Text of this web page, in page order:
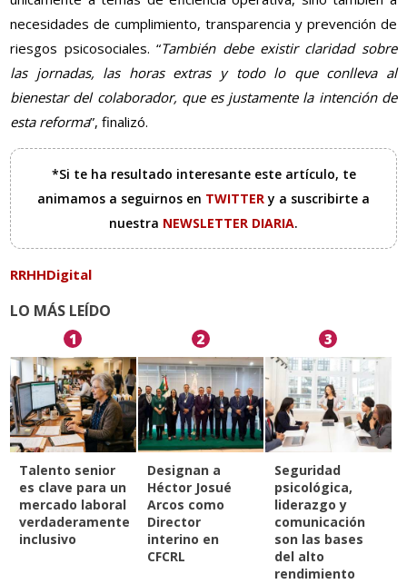
necesidades de cumplimiento, transparencia y prevención de
riesgos psicosociales. “También debe existir claridad sobre
las jornadas, las horas extras y todo lo que conlleva al
bienestar del colaborador, que es justamente la intención de
esta reforma”, finalizó.
*Si te ha resultado interesante este artículo, te
animamos a seguirnos en TWITTERy a suscribirte a
nuestra NEWSLETTER DIARIA.
RRHHDigital
LO MÁS LEÍDO
1
Talento senior
es clave para un
mercado laboral
verdaderamente
inclusivo
2
Designan a
Héctor Josué
Arcos como
Director
interino en
CFCRL
3
Seguridad
psicológica,
liderazgo y
comunicación
son las bases
del alto
rendimiento